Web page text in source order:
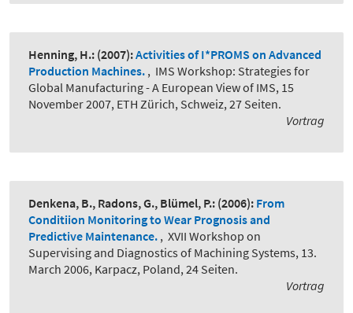
Henning, H.: (2007):Activities of I*PROMS on Advanced
Production Machines. , IMS Workshop: Strategies for
Global Manufacturing - A European View of IMS, 15
November 2007, ETH Zürich, Schweiz, 27 Seiten.
Vortrag
Denkena, B., Radons, G., Blümel, P.: (2006): From
Conditiion Monitoring to Wear Prognosis and
Predictive Maintenance. , XVII Workshop on
Supervising and Diagnostics of Machining Systems, 13.
March 2006, Karpacz, Poland, 24 Seiten.
Vortrag